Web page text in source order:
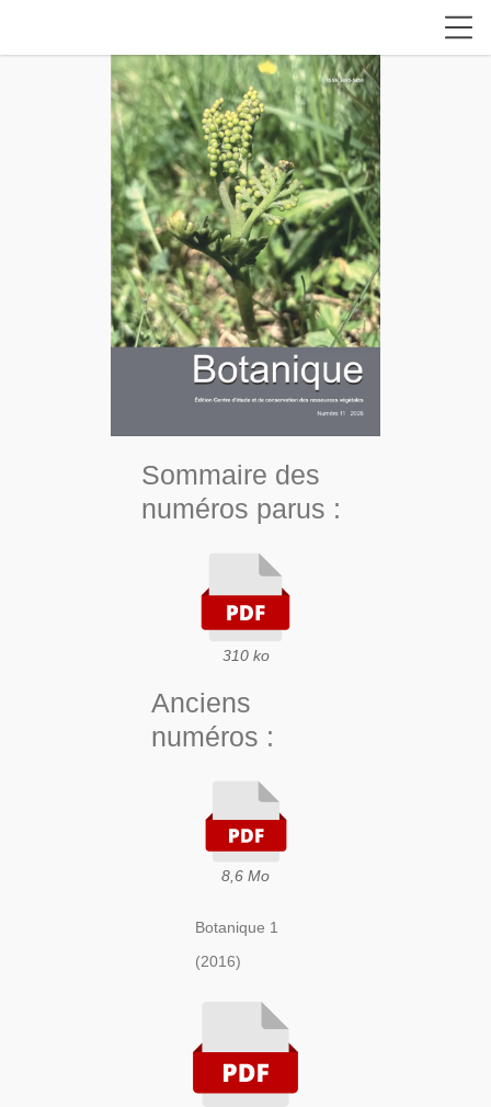
Sommaire des
numéros parus :
310 ko
Anciens
numéros :
8,6 Mo
Botanique 1
(2016)